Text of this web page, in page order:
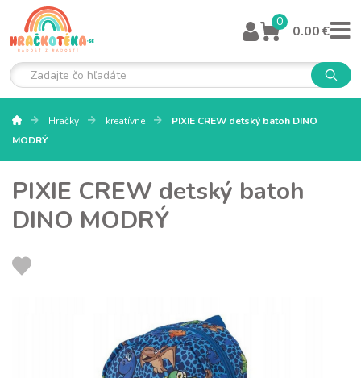
0
0.00 €
Hračky kreatívne
PIXIE CREW detský batoh DINO
MODRÝ
PIXIE CREW detský batoh
DINO MODRÝ